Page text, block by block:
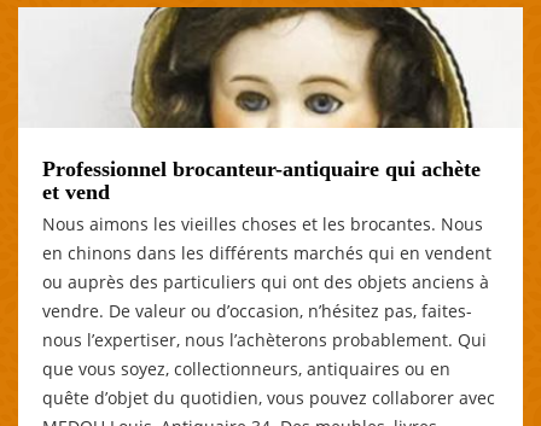
Professionnel brocanteur-antiquaire qui achète
et vend
Nous aimons les vieilles choses et les brocantes. Nous
en chinons dans les différents marchés qui en vendent
ou auprès des particuliers qui ont des objets anciens à
vendre. De valeur ou d’occasion, n’hésitez pas, faites-
nous l’expertiser, nous l’achèterons probablement. Qui
que vous soyez, collectionneurs, antiquaires ou en
quête d’objet du quotidien, vous pouvez collaborer avec